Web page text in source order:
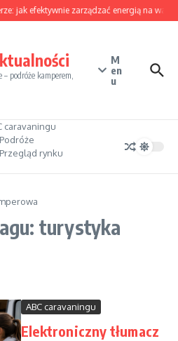
jak efektywnie zarządzać energią na
– podróże kamperem,
M
en
u
caravaningu
Podróże
Przegląd rynku
turystyka
ABC caravaningu
Elektroniczny tłumacz